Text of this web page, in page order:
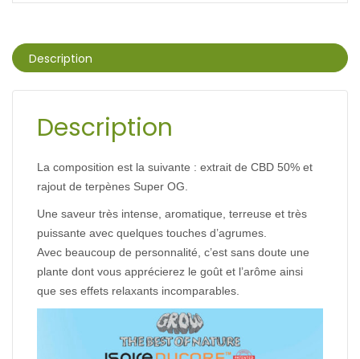
Description
Description
La composition est la suivante : extrait de CBD 50% et
rajout de terpènes Super OG.
Une saveur très intense, aromatique, terreuse et très
puissante avec quelques touches d’agrumes.
Avec beaucoup de personnalité, c’est sans doute une
plante dont vous apprécierez le goût et l’arôme ainsi
que ses effets relaxants incomparables.